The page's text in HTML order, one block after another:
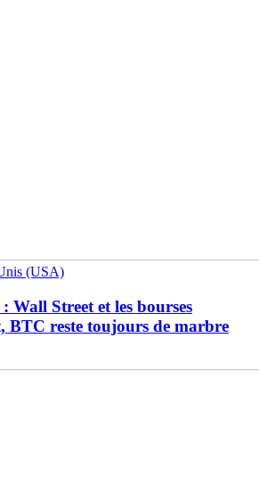
(USA)
Wall Street et les bourses
BTC reste toujours de marbre